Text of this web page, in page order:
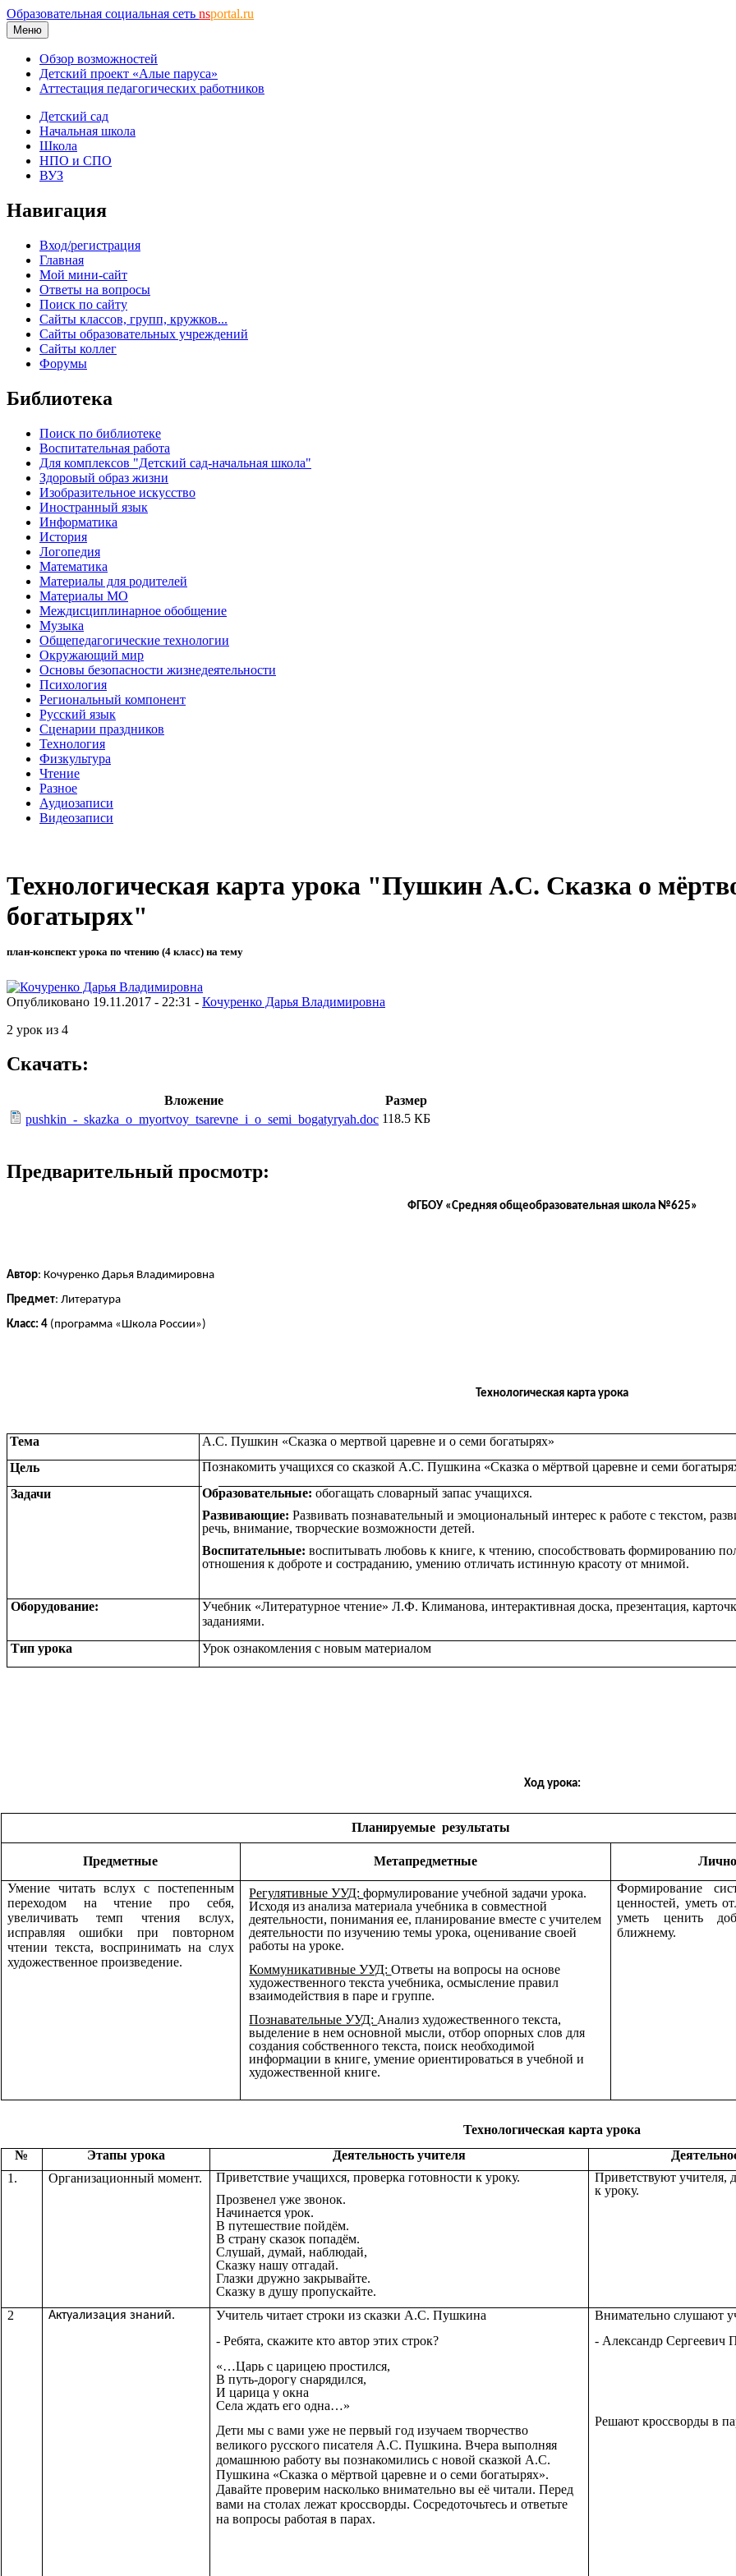
Образовательная социальная сеть nsportal.ru
Меню
Обзор возможностей
Детский проект «Алые паруса»
Аттестация педагогических работников
Детский сад
Начальная школа
Школа
НПО и СПО
ВУЗ
Навигация
Вход/регистрация
Главная
Мой мини-сайт
Ответы на вопросы
Поиск по сайту
Сайты классов, групп, кружков...
Сайты образовательных учреждений
Сайты коллег
Форумы
Библиотека
Поиск по библиотеке
Воспитательная работа
Для комплексов "Детский сад-начальная школа"
Здоровый образ жизни
Изобразительное искусство
Иностранный язык
Информатика
История
Логопедия
Математика
Материалы для родителей
Материалы МО
Междисциплинарное обобщение
Музыка
Общепедагогические технологии
Окружающий мир
Основы безопасности жизнедеятельности
Психология
Региональный компонент
Русский язык
Сценарии праздников
Технология
Физкультура
Чтение
Разное
Аудиозаписи
Видеозаписи
Технологическая карта урока "Пушкин А.С. Сказка о
богатырях"
план-конспект урока по чтению (4 класс) на тему
Опубликовано 19.11.2017 - 22:31 - Кочуренко Дарья Владимировна
2 урок из 4
Скачать:
Вложение
Размер
pushkin_-_skazka_o_myortvoy_tsarevne_i_o_semi_bogatyryah.doc 118.5 КБ
Предварительный просмотр:
ФГБОУ «Средняя общеобразовательная школа №625»
Автор: Кочуренко Дарья Владимировна
Предмет: Литература
Класс: 4 (программа «Школа России»)
Технологическая карта урока
Тема
А.С. Пушкин «Сказка о мертвой царевне и о семи богатырях»
Цель
Познакомить учащихся со сказкой А.С. Пушкина «Сказка о мёртвой царевне и семи
Задачи
Образовательные: обогащать словарный запас учащихся.
Развивающие: Развивать познавательный и эмоциональный интерес к работе с текстом,
речь, внимание, творческие возможности детей.
Воспитательные: воспитывать любовь к книге, к чтению, способствовать формированию
отношения к доброте и состраданию, умению отличать истинную красоту от мнимой.
Оборудование: Учебник «Литературное чтение» Л.Ф. Климанова, интерактивная доска, презентация,
заданиями.
Тип урока
Урок ознакомления с новым материалом
Ход урока:
Планируемые результаты
Предметные Метапредметные
Умение читать вслух с постепенным
переходом на чтение про себя,
увеличивать темп чтения вслух,
исправляя ошибки при повторном
чтении текста, воспринимать на слух
художественное произведение.
Регулятивные УУД:формулирование учебной задачи урока.
Исходя из анализа материала учебника в совместной
деятельности, понимания ее, планирование вместе с учителем
деятельности по изучению темы урока, оценивание своей
работы на уроке.
Коммуникативные УУД:Ответы на вопросы на основе
художественного текста учебника, осмысление правил
взаимодействия в паре и группе.
Познавательные УУД: Анализ художественного текста,
выделение в нем основной мысли, отбор опорных слов для
создания собственного текста, поиск необходимой
информации в книге, умение ориентироваться в учебной и
художественной книге.
Формирование
ценностей, уметь
уметь ценить
ближнему.
Технологическая карта урока
№
Этапы урока Деятельность учителя
1.
Организационный момент.
Приветствие учащихся, проверка готовности к уроку.
Прозвенел уже звонок.
Начинается урок.
В путешествие пойдём.
В страну сказок попадём.
Слушай, думай, наблюдай,
Сказку нашу отгадай.
Глазки дружно закрывайте.
Сказку в душу пропускайте.
Приветствуют учителя,
к уроку.
2 Актуализация знаний.
Учитель читает строки из сказки А.С. Пушкина
- Ребята, скажите кто автор этих строк?
«…Царь с царицею простился,
В путь-дорогу снарядился,
И царица у окна
Села ждать его одна…»
Дети мы с вами уже не первый год изучаем творчество
великого русского писателя А.С. Пушкина. Вчера выполняя
домашнюю работу вы познакомились с новой сказкой А.С.
Пушкина «Сказка о мёртвой царевне и о семи богатырях».
Давайте проверим насколько внимательно вы её читали. Перед
вами на столах лежат кроссворды. Сосредоточьтесь и ответьте
на вопросы работая в парах.
Внимательно слушают
- Александр
Решают кроссворды в